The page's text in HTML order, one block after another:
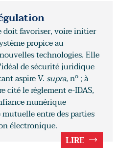
favoriser, voire initier
propice au
technologies. Elle
de sécurité juridique
aspire V.supra, no ; à
cité le règlement e-IDAS,
numérique
entre des parties
électronique.
LIRE